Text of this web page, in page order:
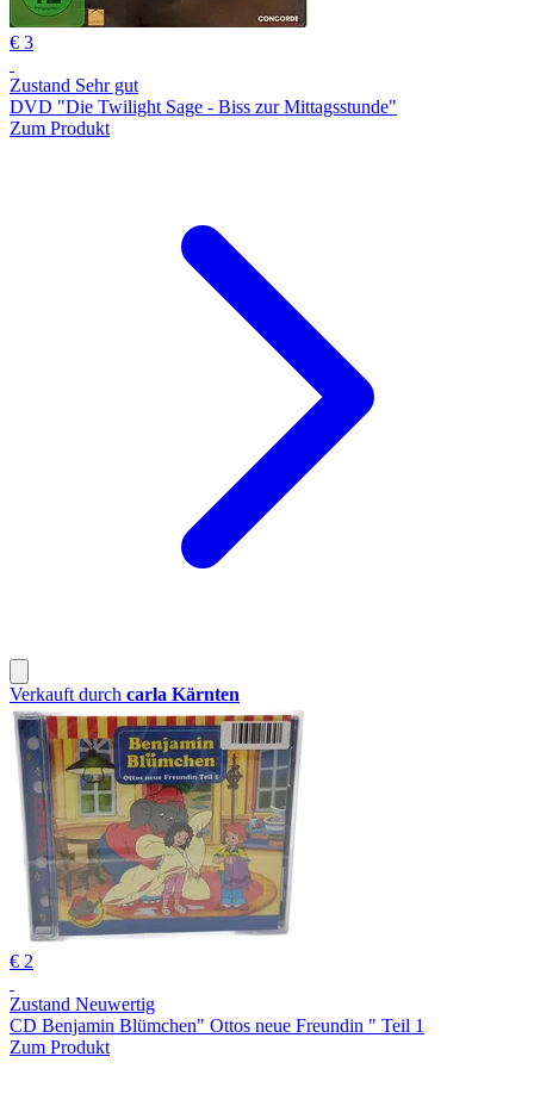
€ 3
Zustand Sehr gut
DVD "Die Twilight Sage - Biss zur Mittagsstunde"
Zum Produkt
Verkauft durch carla Kärnten
€ 2
Zustand Neuwertig
CD Benjamin Blümchen" Ottos neue Freundin " Teil 1
Zum Produkt